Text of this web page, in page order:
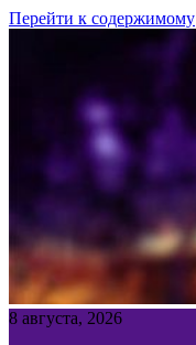
Перейти к содержимому
8 августа, 2026